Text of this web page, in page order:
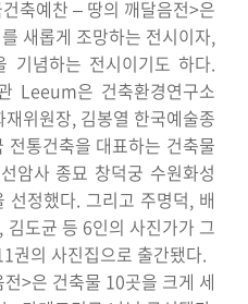
축예찬 – 땅의 깨달음전>은
새롭게 조망하는 전시이자,
기념하는 전시이기도 하다.
Leeum은 건축환경연구소
위원장, 김봉열 한국예술종
통건축을 대표하는 건축물
암사 종묘 창덕궁 수원화성
선정했다. 그리고 주명덕, 배
도균 등 6인의 사진가가 그
권의 사진집으로 출간됐다.
>은 건축물 10곳을 크게 세